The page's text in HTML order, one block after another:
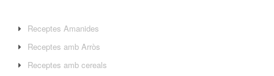
Receptes Amanides
Receptes amb Arròs
Receptes amb cereals